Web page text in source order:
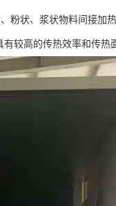
粉状、浆状物料间接加
较高的传热效率和传热